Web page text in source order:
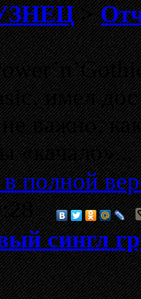
>
имел
не важно,
«качало»...
полной
сингл